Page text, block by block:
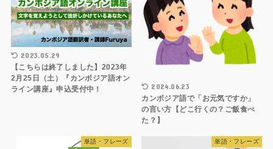
2023.05.29
【こちらは終了しました】2023年
2月25日（土）『カンボジア語オン
ライン講座』申込受付中！
2024.06.23
カンボジア語で「お元気ですか」
の言い方【どこ行くの？ご飯食べ
た？】
単語・フレーズ 単語・フレーズ